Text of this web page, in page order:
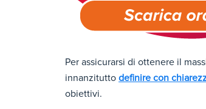
Per assicurarsi di ottenere il
innanzitutto definire con
obiettivi.